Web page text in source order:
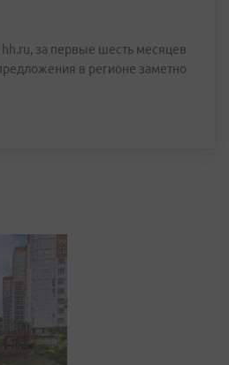
за первые шесть месяцев
в регионе заметно